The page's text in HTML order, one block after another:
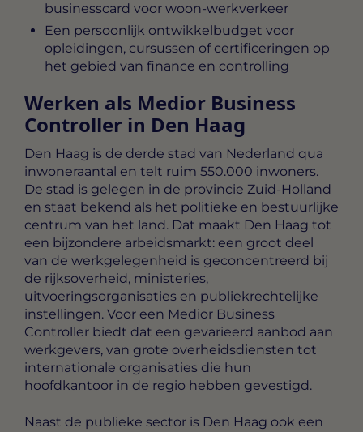
businesscard voor woon-werkverkeer
Een persoonlijk ontwikkelbudget voor
opleidingen, cursussen of certificeringen op
het gebied van finance en controlling
Werken als Medior Business
Controller in Den Haag
Den Haag is de derde stad van Nederland qua
inwoneraantal en telt ruim 550.000 inwoners.
De stad is gelegen in de provincie Zuid-Holland
en staat bekend als het politieke en bestuurlijke
centrum van het land. Dat maakt Den Haag tot
een bijzondere arbeidsmarkt: een groot deel
van de werkgelegenheid is geconcentreerd bij
de rijksoverheid, ministeries,
uitvoeringsorganisaties en publiekrechtelijke
instellingen. Voor een Medior Business
Controller biedt dat een gevarieerd aanbod aan
werkgevers, van grote overheidsdiensten tot
internationale organisaties die hun
hoofdkantoor in de regio hebben gevestigd.
Naast de publieke sector is Den Haag ook een